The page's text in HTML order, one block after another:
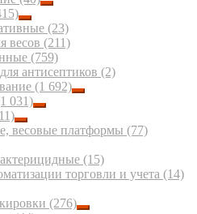
(23)
весов (211)
(759)
антисептиков (2)
(1 692)
031)
весовые платформы (77)
(15)
торговли и учета (14)
(276)